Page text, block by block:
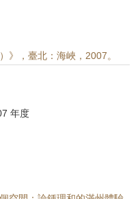
》，臺北：海峽，2007。
年度